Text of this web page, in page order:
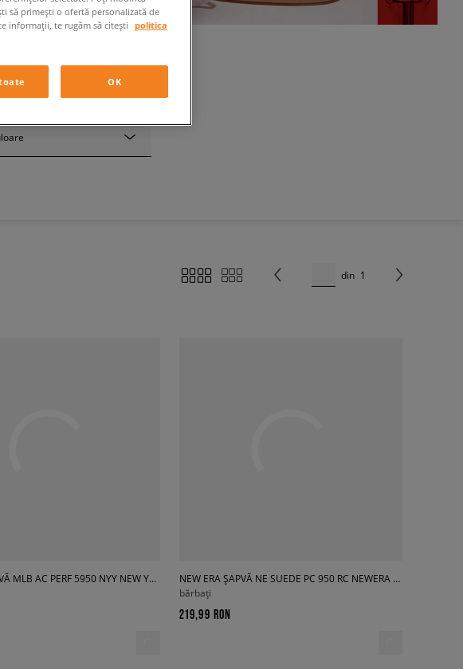
din 1
NEW ERA ȘAPVĂ MLB AC PERF 5950 NYY NEW YORK YANKEES OTC
NEW ERA ȘAPVĂ NE SUEDE PC 950 RC NEWERA NVY NONE
bărbați
219,99 RON
să primești o ofertă personalizată de
informații, te rugăm să citești
politica
OK